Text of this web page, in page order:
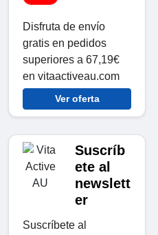
Disfruta de envío
gratis en pedidos
superiores a 67,19€
en vitaactiveau.com
Ver oferta
Suscríb
ete al
newslett
er
Suscríbete al